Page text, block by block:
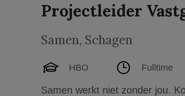
Projectleider
Samen, Schagen
HBO Fulltime
Samen werkt niet zonder jou.